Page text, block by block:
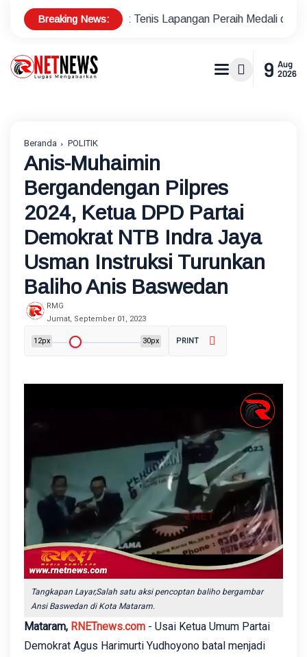
Breaking News:
Atlet Tenis Lapangan Peraih Medali di Ajang Porprov
9 Aug
2026
Beranda POLITIK
Anis-Muhaimin
Bergandengan Pilpres
2024, Ketua DPD Partai
Demokrat NTB Indra Jaya
Usman Instruksi Turunkan
Baliho Anis Baswedan
RMG
Jumat, September 01, 2023
12px 30px PRINT
Tangkapan Layar,Salah satu aksi pencoptan baliho bergambar
Ansi Baswedan di Kota Mataram.
Mataram, RNETnews.com - Usai Ketua Umum Partai
Demokrat Agus Harimurti Yudhoyono batal menjadi